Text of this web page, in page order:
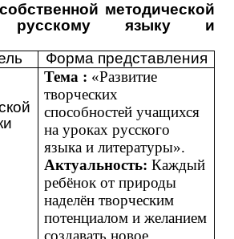
методической
русскому языку и
Форма представления
Тема : «Развитие
творческих
способностей учащихся
на уроках русского
языка и литературы».
Актуальность: Каждый
ребёнок от природы
наделён творческим
потенциалом и желанием